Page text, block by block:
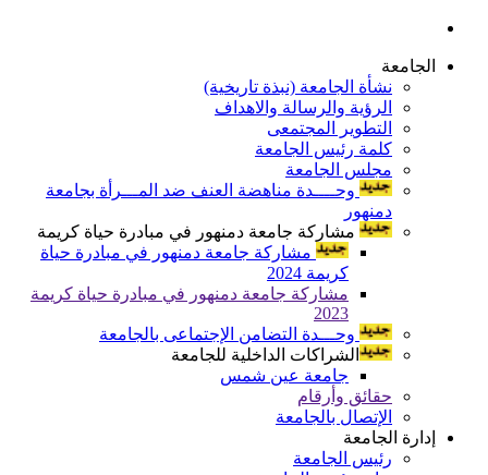
الجامعة
نشأة الجامعة (نبذة تاريخية)
الرؤية والرسالة والاهداف
التطوير المجتمعى
كلمة رئيس الجامعة
مجلس الجامعة
وحــــدة مناهضة العنف ضد المـــرأة بجامعة
دمنهور
مشاركة جامعة دمنهور في مبادرة حياة كريمة
مشاركة جامعة دمنهور في مبادرة حياة
كريمة 2024
مشاركة جامعة دمنهور في مبادرة حياة كريمة
2023
وحـــدة التضامن الإجتماعى بالجامعة
الشراكات الداخلية للجامعة
جامعة عين شمس
حقائق وأرقام
الإتصال بالجامعة
إدارة الجامعة
رئيس الجامعة